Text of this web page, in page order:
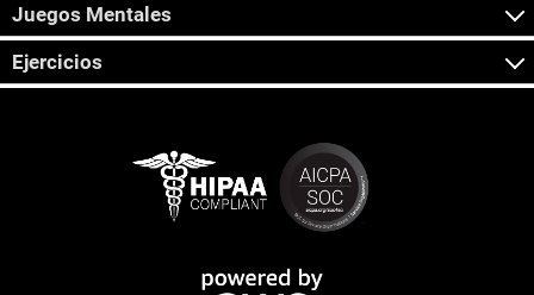
Juegos Mentales
Ejercicios